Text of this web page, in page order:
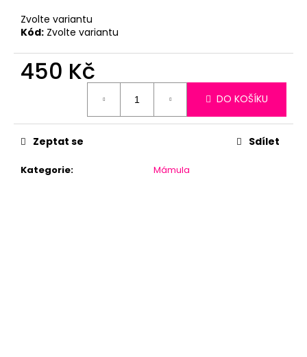
Zvolte variantu
Kód: Zvolte variantu
450 Kč
DO KOŠÍKU
Kategorie: Mámula
Zeptat se Sdílet